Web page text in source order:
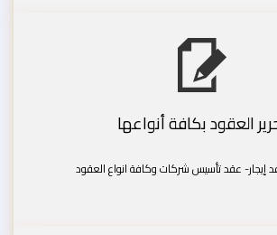
العقود بكافة أنواعها
إيجار- عقد تأسيس شركات وكافة انواع العقود